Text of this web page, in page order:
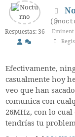
Respuestas: 36
Efectivamente,
casualmente hoy
veo que han
comunica con
26MHz, con lo
tendrías tu